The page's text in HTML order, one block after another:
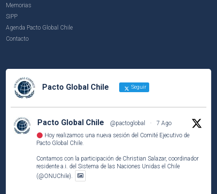
Memorias
SIPP
Agenda Pacto Global Chile
Contacto
Pacto Global Chile Seguir
Pacto Global Chile @pactoglobal ·
7 Ago
Hoy realizamos una nueva sesión del Comité Ejecutivo de
Pacto Global Chile.
Contamos con la participación de Christian Salazar, coordinador
residente a.i. del Sistema de las Naciones Unidas el Chile
(@ONUChile).